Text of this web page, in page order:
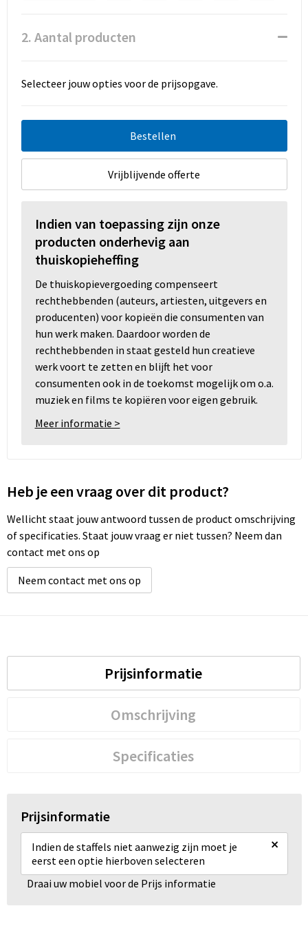
Duffeltassen
2. Aantal producten
Selecteer jouw opties voor de prijsopgave.
Bestellen
Vrijblijvende offerte
Indien van toepassing zijn onze
producten onderhevig aan
thuiskopieheffing
De thuiskopievergoeding compenseert
rechthebbenden (auteurs, artiesten, uitgevers en
producenten) voor kopieën die consumenten van
hun werk maken. Daardoor worden de
rechthebbenden in staat gesteld hun creatieve
werk voort te zetten en blijft het voor
consumenten ook in de toekomst mogelijk om o.a.
muziek en films te kopiëren voor eigen gebruik.
Meer informatie >
Heb je een vraag over dit product?
Wellicht staat jouw antwoord tussen de product omschrijving
of specificaties. Staat jouw vraag er niet tussen? Neem dan
contact met ons op
Neem contact met ons op
Prijsinformatie
Omschrijving
Specificaties
Prijsinformatie
Indien de staffels niet aanwezig zijn moet je
eerst een optie hierboven selecteren
×
Draai uw mobiel voor de Prijs informatie